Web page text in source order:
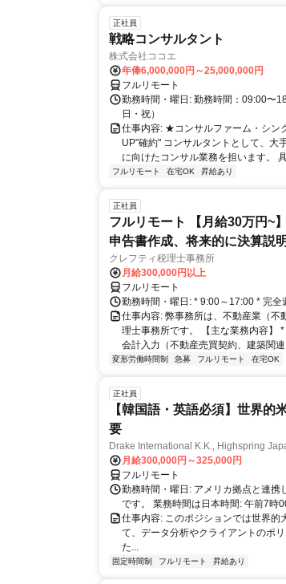
正社員
戦略コンサルタント
株式会社ココエ
年俸6,000,000円～25,000,000円
フルリモート
勤務時間・曜日: 勤務時間：09:00〜
日・祝）
仕事内容: ★コンサルファーム・シン
UP"確約" コンサルタントとして、大
に向けたコンサル業務を担います。
フルリモート 在宅OK 昇給あり
正社員
フルリモート 【月給30万円~
申告書作成、将来的に決算説
クレフティ税理士事務所
月給300,000円以上
フルリモート
勤務時間・曜日: * 9:00～17:00 * 完
仕事内容: 弊事務所は、不動産業（
理士事務所です。 【主な業務内容】
会計入力（不動産売買契約、建築関
変形労働時間制 急募 フルリモート 在宅OK
正社員
【韓国語・英語必須】世界
要
Drake International K.K., Highspring
月給300,000円～325,000円
フルリモート
勤務時間・曜日: アメリカ拠点と連携
です。 業務時間は日本時間: 午前7時
仕事内容: このポジションでは世界的
て、データ分析やクライアントのポ
た...
固定時間制 フルリモート 昇給あり